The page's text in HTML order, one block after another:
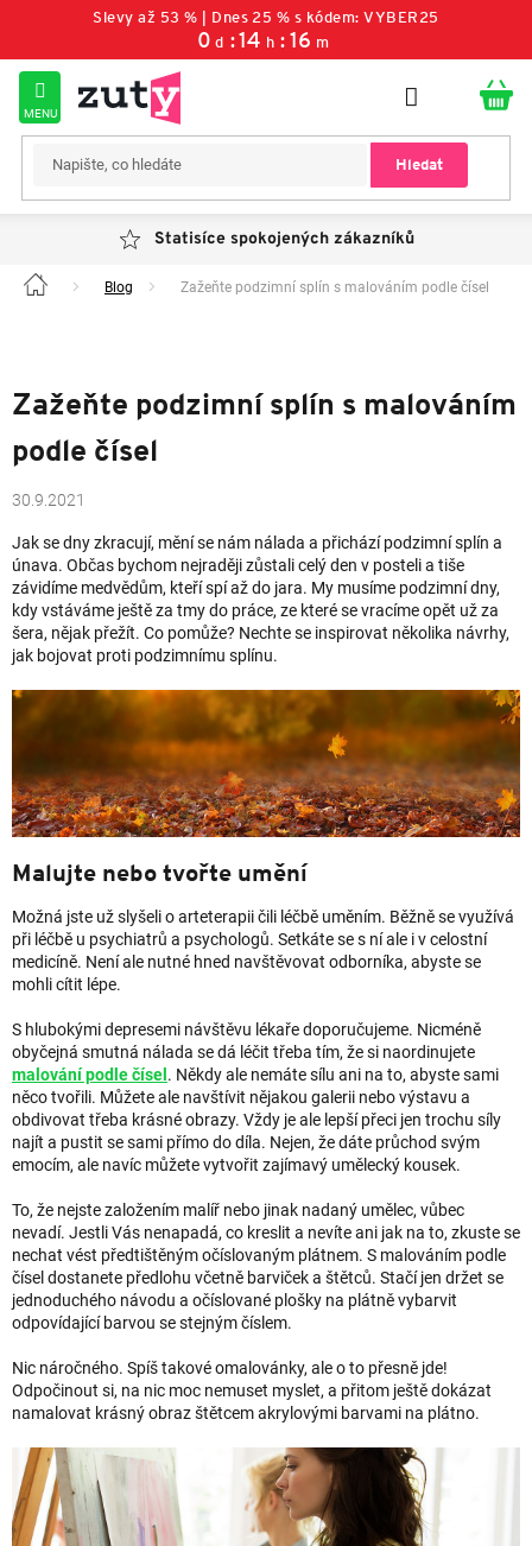
Slevy až 53 % | Dnes 25 % s kódem: VYBER25
0 d 14 h 16 m
Hledat
Statisíce spokojených zákazníků
Domů Blog Zažeňte podzimní splín s malováním podle čísel
Zažeňte podzimní splín s malováním
podle čísel
30.9.2021
Jak se dny zkracují, mění se nám nálada a přichází podzimní splín a
únava. Občas bychom nejraději zůstali celý den v posteli a tiše
závidíme medvědům, kteří spí až do jara. My musíme podzimní dny,
kdy vstáváme ještě za tmy do práce, ze které se vracíme opět už za
šera, nějak přežít. Co pomůže? Nechte se inspirovat několika návrhy,
jak bojovat proti podzimnímu splínu.
Malujte nebo tvořte umění
Možná jste už slyšeli o arteterapii čili léčbě uměním. Běžně se využívá
při léčbě u psychiatrů a psychologů. Setkáte se s ní ale i v celostní
medicíně. Není ale nutné hned navštěvovat odborníka, abyste se
mohli cítit lépe.
S hlubokými depresemi návštěvu lékaře doporučujeme. Nicméně
obyčejná smutná nálada se dá léčit třeba tím, že si naordinujete
malování podle čísel . Někdy ale nemáte sílu ani na to, abyste sami
něco tvořili. Můžete ale navštívit nějakou galerii nebo výstavu a
obdivovat třeba krásné obrazy. Vždy je ale lepší přeci jen trochu síly
najít a pustit se sami přímo do díla. Nejen, že dáte průchod svým
emocím, ale navíc můžete vytvořit zajímavý umělecký kousek.
To, že nejste založením malíř nebo jinak nadaný umělec, vůbec
nevadí. Jestli Vás nenapadá, co kreslit a nevíte ani jak na to, zkuste se
nechat vést předtištěným očíslovaným plátnem. S malováním podle
čísel dostanete předlohu včetně barviček a štětců. Stačí jen držet se
jednoduchého návodu a očíslované plošky na plátně vybarvit
odpovídající barvou se stejným číslem.
Nic náročného. Spíš takové omalovánky, ale o to přesně jde!
Odpočinout si, na nic moc nemuset myslet, a přitom ještě dokázat
namalovat krásný obraz štětcem akrylovými barvami na plátno.